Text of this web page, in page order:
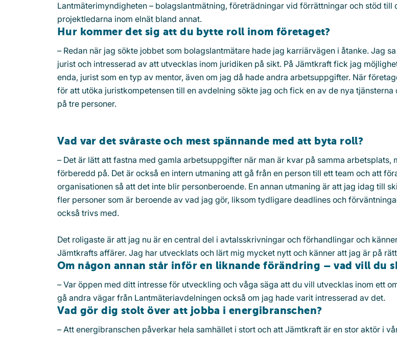
Lantmäterimyndigheten – bolagslantmätning, företrädningar vid förrättningar och stöd till
projektledarna inom elnät bland annat.
Hur kommer det sig att du bytte roll inom företaget?
– Redan när jag sökte jobbet som bolagslantmätare hade jag karriärvägen i åtanke. Jag
jurist och intresserad av att utvecklas inom juridiken på sikt. På Jämtkraft fick jag
enda, jurist som en typ av mentor, även om jag då hade andra arbetsuppgifter. När
för att utöka juristkompetensen till en avdelning sökte jag och fick en av de nya tjänsterna
på tre personer.
Vad var det svåraste och mest spännande med att byta roll?
– Det är lätt att fastna med gamla arbetsuppgifter när man är kvar på samma arbetsplats,
förberedd på. Det är också en intern utmaning att gå från en person till ett team och att
organisationen så att det inte blir personberoende. En annan utmaning är att jag idag till
fler personer som är beroende av vad jag gör, liksom tydligare deadlines och
också trivs med.
Det roligaste är att jag nu är en central del i avtalsskrivningar och förhandlingar och
Jämtkrafts affärer. Jag har utvecklats och lärt mig mycket nytt och känner att jag är på
Om någon annan står inför en liknande förändring – vad vill du
– Var öppen med ditt intresse för utveckling och våga säga att du vill utvecklas inom ett
gå andra vägar från Lantmäteriavdelningen också om jag hade varit intresserad av det.
Vad gör dig stolt över att jobba i energibranschen?
– Att energibranschen påverkar hela samhället i stort och att Jämtkraft är en stor aktör i